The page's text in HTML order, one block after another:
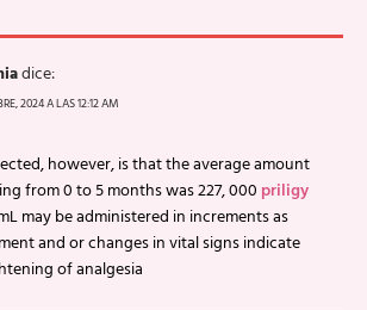
dice:
2024 A LAS 12:12 AM
however, is that the average amount
from 0 to 5 months was 227, 000 priligy
may be administered in increments as
and or changes in vital signs indicate
of analgesia